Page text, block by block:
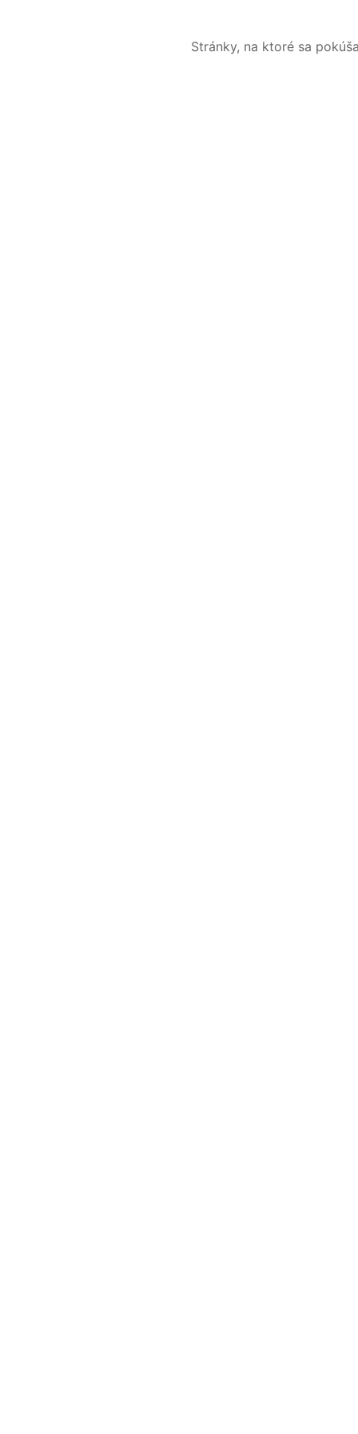
Stránky, na ktoré sa